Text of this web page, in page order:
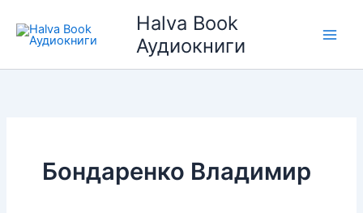
содержимому
Halva Book
Аудиокниги
Бондаренко Владимир